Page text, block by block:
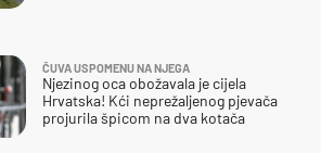
ČUVA USPOMENU NA NJEGA
Njezinog oca obožavala je cijela
Hrvatska! Kći neprežaljenog pjevača
projurila špicom na dva kotača